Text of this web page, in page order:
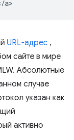
URL-адрес ,
сайте в мире
Абсолютные
случае
указан как
активно